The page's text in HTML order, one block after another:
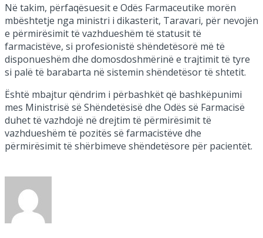
Në takim, përfaqësuesit e Odës Farmaceutike morën
mbështetje nga ministri i dikasterit, Taravari, për nevojën
e përmirësimit të vazhdueshëm të statusit të
farmacistëve, si profesionistë shëndetësorë më të
disponueshëm dhe domosdoshmërinë e trajtimit të tyre
si palë të barabarta në sistemin shëndetësor të shtetit.
Është mbajtur qëndrim i përbashkët që bashkëpunimi
mes Ministrisë së Shëndetësisë dhe Odës së Farmacisë
duhet të vazhdojë në drejtim të përmirësimit të
vazhdueshëm të pozitës së farmacistëve dhe
përmirësimit të shërbimeve shëndetësore për pacientët.